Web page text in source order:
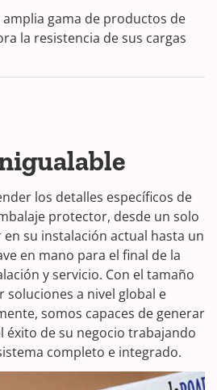
gama de productos de
la resistencia de sus cargas
los detalles específicos de
protector, desde un solo
su instalación actual hasta un
en mano para el final de la
y servicio. Con el tamaño
soluciones a nivel global e
somos capaces de generar
éxito de su negocio trabajando
completo e integrado.